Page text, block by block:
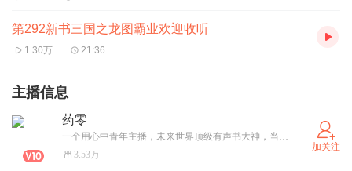
第292新书三国之龙图霸业欢迎收听
1.30万 21:36
主播信息
药零
一个用心中青年主播，未来世界顶级有声书大神，当然这是做梦，当然我用心播书是真的，希望大家定阅，关注，谢谢大家
3.53万
加关注